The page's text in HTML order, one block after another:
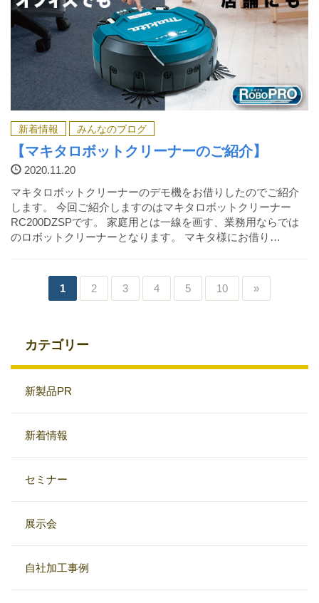
新着情報 みんなのブログ
【マキタロボットクリーナーのご紹介】
2020.11.20
マキタロボットクリーナーのデモ機をお借りしたのでご紹介
します。 今回ご紹介しますのはマキタロボットクリーナー
RC200DZSPです。 家庭用とは一線を画す、業務用ならでは
のロボットクリーナーとなります。 マキタ様にお借り…
1 2 3 4 5 10 »
カテゴリー
新製品PR
新着情報
セミナー
展示会
自社加工事例